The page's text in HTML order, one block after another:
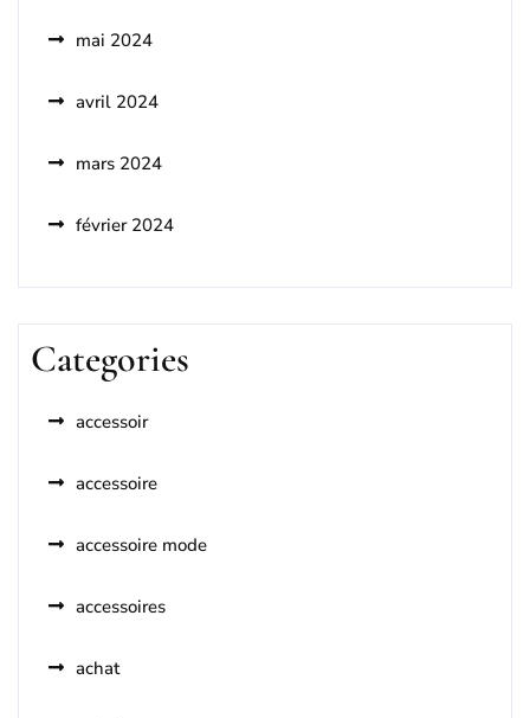
mai 2024
avril 2024
mars 2024
février 2024
Categories
accessoir
accessoire
accessoire mode
accessoires
achat